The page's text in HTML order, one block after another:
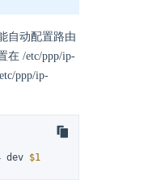
自动配置路由
在 /etc/ppp/ip-
ppp/ip-
dev $1